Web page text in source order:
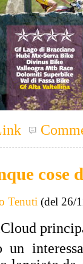
cose
Tenuti (del 26/
un